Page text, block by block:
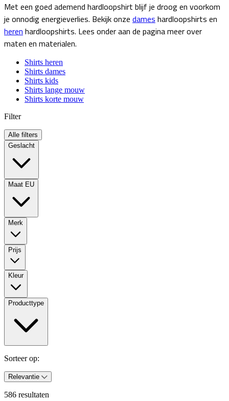
Met een goed ademend hardloopshirt blijf je droog en voorkom
je onnodig energieverlies. Bekijk onze dames hardloopshirts en
heren hardloopshirts. Lees onder aan de pagina meer over
maten en materialen.
Shirts heren
Shirts dames
Shirts kids
Shirts lange mouw
Shirts korte mouw
Filter
Alle filters
Geslacht
Maat EU
Merk
Prijs
Kleur
Producttype
Sorteer op:
Relevantie
586 resultaten